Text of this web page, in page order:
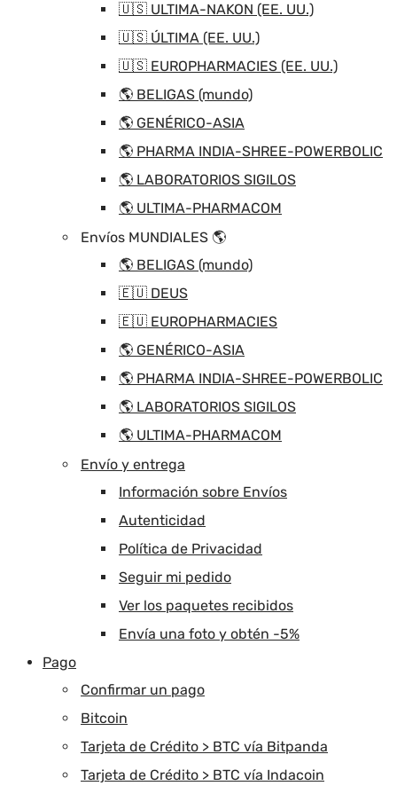
🇺🇸 ULTIMA-NAKON (EE. UU.)
🇺🇸 ÚLTIMA (EE. UU.)
🇺🇸 EUROPHARMACIES (EE. UU.)
🌎 BELIGAS (mundo)
🌎 GENÉRICO-ASIA
🌎 PHARMA INDIA-SHREE-POWERBOLIC
🌎 LABORATORIOS SIGILOS
🌎 ULTIMA-PHARMACOM
Envíos MUNDIALES 🌎
🌎 BELIGAS (mundo)
🇪🇺 DEUS
🇪🇺 EUROPHARMACIES
🌎 GENÉRICO-ASIA
🌎 PHARMA INDIA-SHREE-POWERBOLIC
🌎 LABORATORIOS SIGILOS
🌎 ULTIMA-PHARMACOM
Envío y entrega
Información sobre Envíos
Autenticidad
Política de Privacidad
Seguir mi pedido
Ver los paquetes recibidos
Envía una foto y obtén -5%
Pago
Confirmar un pago
Bitcoin
Tarjeta de Crédito > BTC vía Bitpanda
Tarjeta de Crédito > BTC vía Indacoin